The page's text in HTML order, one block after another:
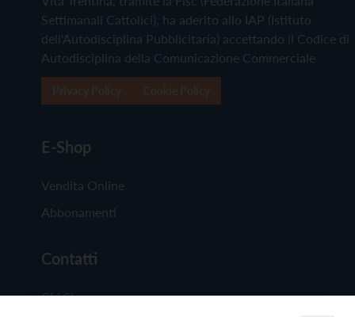
Settimanali Cattolici), ha aderito allo IAP (Istituto
dell'Autodisciplina Pubblicitaria) accettando il Codice di
Autodisciplina della Comunicazione Commerciale
E-Shop
Vendita Online
Abbonamenti
Contatti
Chi Siamo